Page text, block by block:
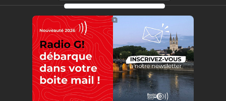
https://radio-g.fr?22189
⧉